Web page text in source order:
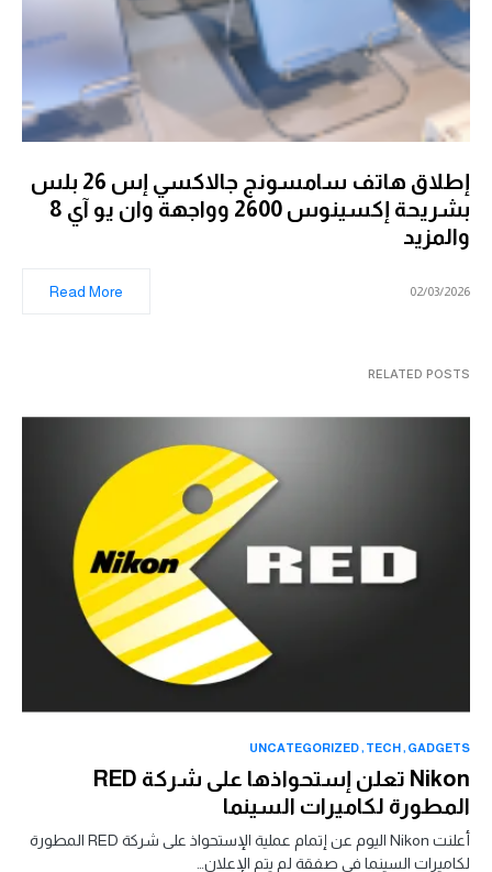
إطلاق هاتف سامسونج جالاكسي إس 26 بلس
بشريحة إكسينوس 2600 وواجهة وان يو آي 8
والمزيد
02/03/2026
Read More
RELATED POSTS
GADGETS
TECH
UNCATEGORIZED
Nikon تعلن إستحواذها على شركة RED
المطورة لكاميرات السينما
أعلنت Nikon اليوم عن إتمام عملية الإستحواذ على شركة RED المطورة
لكاميرات السينما في صفقة لم يتم الإعلان…